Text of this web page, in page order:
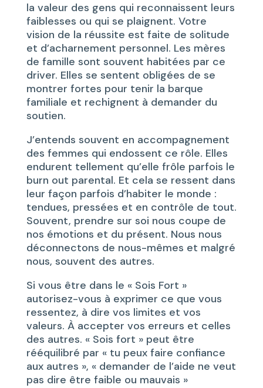
la valeur des gens qui reconnaissent leurs
faiblesses ou qui se plaignent. Votre
vision de la réussite est faite de solitude
et d’acharnement personnel. Les mères
de famille sont souvent habitées par ce
driver. Elles se sentent obligées de se
montrer fortes pour tenir la barque
familiale et rechignent à demander du
soutien.
J’entends souvent en accompagnement
des femmes qui endossent ce rôle. Elles
endurent tellement qu’elle frôle parfois le
burn out parental. Et cela se ressent dans
leur façon parfois d’habiter le monde :
tendues, pressées et en contrôle de tout.
Souvent, prendre sur soi nous coupe de
nos émotions et du présent. Nous nous
déconnectons de nous-mêmes et malgré
nous, souvent des autres.
Si vous être dans le « Sois Fort »
autorisez-vous à exprimer ce que vous
ressentez, à dire vos limites et vos
valeurs. À accepter vos erreurs et celles
des autres. « Sois fort » peut être
rééquilibré par « tu peux faire confiance
aux autres », « demander de l’aide ne veut
pas dire être faible ou mauvais »